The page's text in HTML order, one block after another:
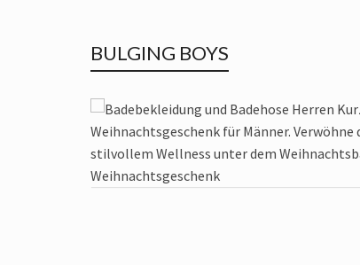
BULGING BOYS